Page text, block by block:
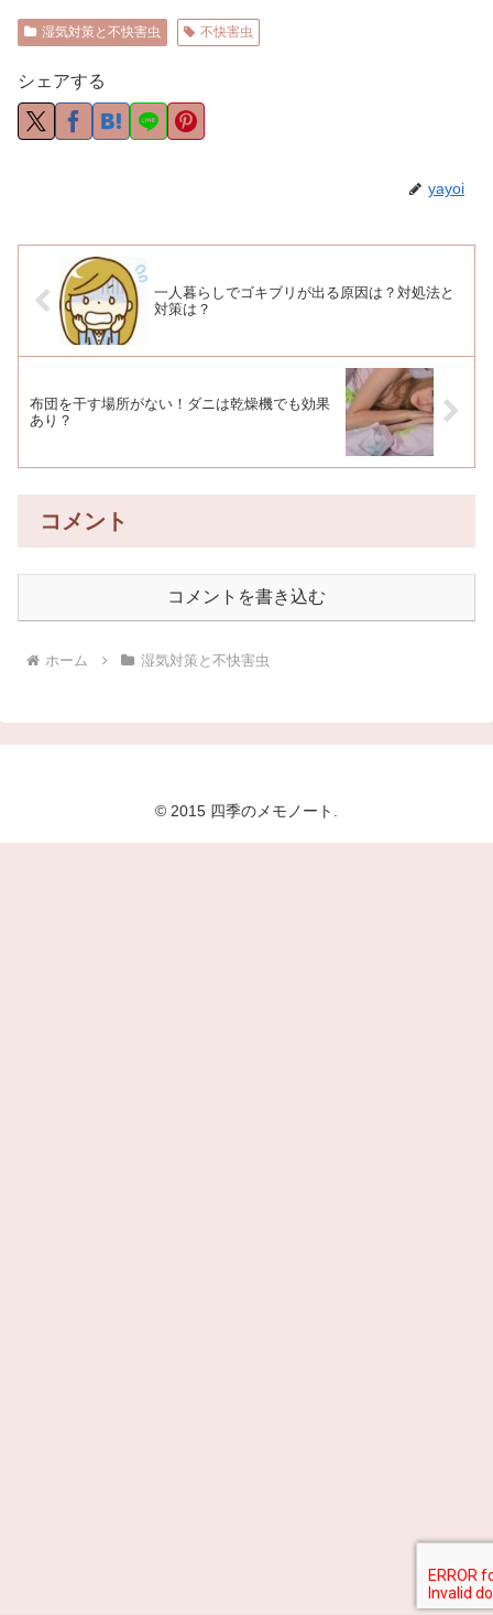
湿気対策と不快害虫 不快害虫
シェアする
yayoi
一人暮らしでゴキブリが出る原因は？対処法と
対策は？
布団を干す場所がない！ダニは乾燥機でも効果
あり？
コメント
コメントを書き込む
ホーム 湿気対策と不快害虫
© 2015 四季のメモノート.